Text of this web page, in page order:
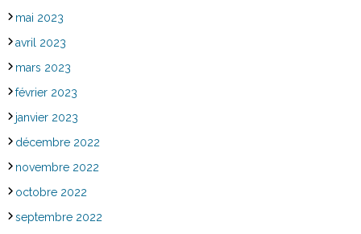
mai 2023
avril 2023
mars 2023
février 2023
janvier 2023
décembre 2022
novembre 2022
octobre 2022
septembre 2022